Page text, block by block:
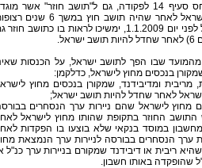
בנוסף לעולה חדש ותושב חוזר ותיק, מתייחס סעיף 14 לפקודה, גם ל"תושב חוזר" אשר
במסגרת הסעיף כיחיד ששב והיה לתושב ישראל לאחר שהיה תושב חוץ במשך 6
לפחות. בעניין זה יצוין, כי יחיד שחזר לישראל לפני יום 1.1.2009, ימשיכו לראות בו כתושב
יהיה פטור ממס במשך 5 שנים מהמועד שבו הפך לתושב ישראל, על הכנסות
בנכסים מחוץ לישראל, כדלקמן:
ומדיבידנד, שמקורן בנכסים מחוץ
לאחר שחדל להיות תושב ישראל;
מחוץ לישראל שהם ניירות ערך הנסחרים
התושב החוזר בתקופת שהותו מחוץ לישראל
במוסד בנקאי שלא בוצעו בו הפקדות
ערך הנסחרים בבורסה לניירות ערך הנמצאת
ריבית או דיבידנד שמקורם בניירות ערך כנ"ל
שהופקדה באותו חשבון.